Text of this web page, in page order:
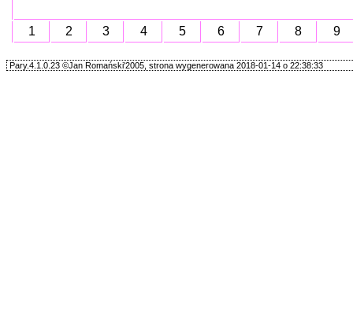
1 2 3 4 5 6 7 8 9
Pary.4.1.0.23 ©Jan Romański'2005, strona wygenerowana 2018-01-14 o 22:38:33